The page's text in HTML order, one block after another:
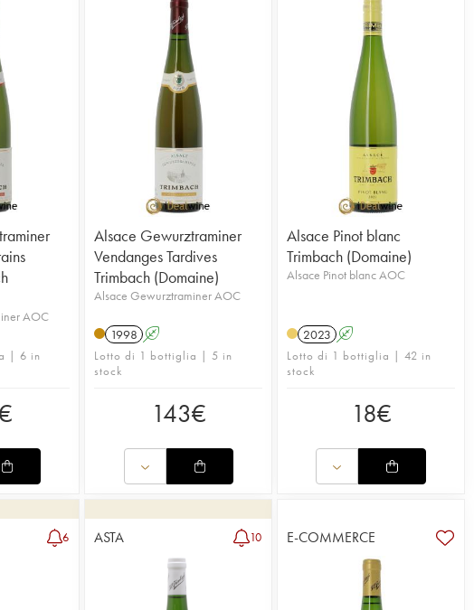
AOC
| 6 in
Alsace Gewurztraminer
Vendanges Tardives
Trimbach (Domaine)
Alsace Gewurztraminer AOC
1998 A
Lotto di 1 bottiglia | 5 in
stock
143€
Alsace Pinot blanc
Trimbach (Domaine)
Alsace Pinot blanc AOC
2023 A
Lotto di 1 bottiglia | 42 in
stock
18€
6 ASTA 10 E-COMMERCE